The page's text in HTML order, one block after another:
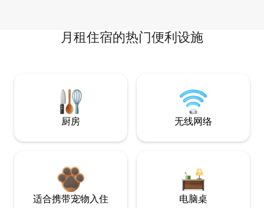
月租住宿的热门便利设施
厨房 无线网络
适合携带宠物入住 电脑桌